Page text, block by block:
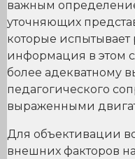
важным
уточняющих
которые
информация в этом
более адекватному
педагогического
выраженными
Для объективации
внешних факторов